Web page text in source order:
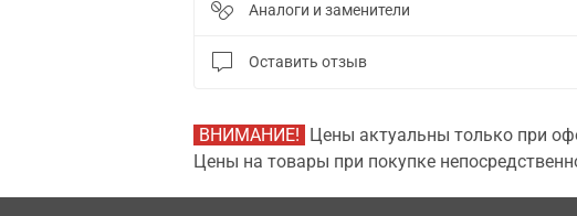
Аналоги и заменители
Оставить отзыв
ВНИМАНИЕ! Цены актуальны только при
Цены на товары при покупке